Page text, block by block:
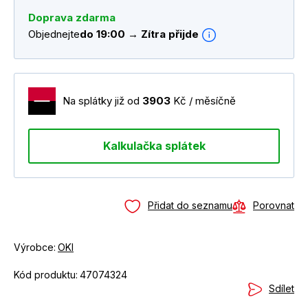
Doprava zdarma
Objednejtedo 19:00 → Zítra přijde
Na splátky již od 3903 Kč / měsíčně
Kalkulačka splátek
Přidat do seznamu Porovnat
Výrobce: OKI
Kód produktu: 47074324
Sdílet